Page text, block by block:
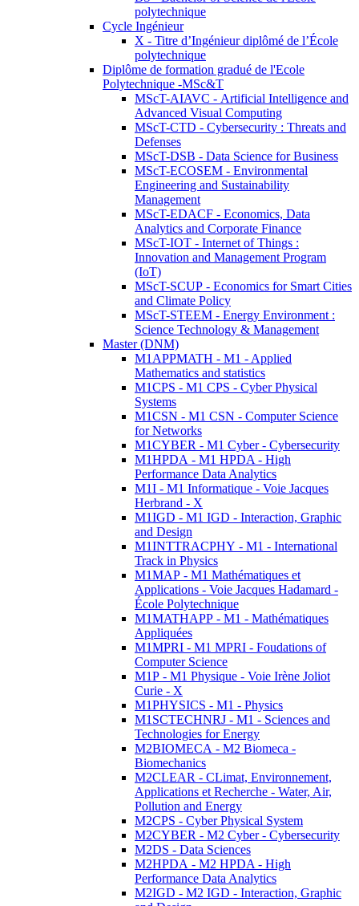
polytechnique
Cycle Ingénieur
X - Titre d’Ingénieur diplômé de l’École
polytechnique
Diplôme de formation gradué de l'Ecole
Polytechnique -MSc&T
MScT-AIAVC - Artificial Intelligence and
Advanced Visual Computing
MScT-CTD - Cybersecurity : Threats and
Defenses
MScT-DSB - Data Science for Business
MScT-ECOSEM - Environmental
Engineering and Sustainability
Management
MScT-EDACF - Economics, Data
Analytics and Corporate Finance
MScT-IOT - Internet of Things :
Innovation and Management Program
(IoT)
MScT-SCUP - Economics for Smart Cities
and Climate Policy
MScT-STEEM - Energy Environment :
Science Technology & Management
Master (DNM)
M1APPMATH - M1 - Applied
Mathematics and statistics
M1CPS - M1 CPS - Cyber Physical
Systems
M1CSN - M1 CSN - Computer Science
for Networks
M1CYBER - M1 Cyber - Cybersecurity
M1HPDA - M1 HPDA - High
Performance Data Analytics
M1I - M1 Informatique - Voie Jacques
Herbrand - X
M1IGD - M1 IGD - Interaction, Graphic
and Design
M1INTTRACPHY - M1 - International
Track in Physics
M1MAP - M1 Mathématiques et
Applications - Voie Jacques Hadamard -
École Polytechnique
M1MATHAPP - M1 - Mathématiques
Appliquées
M1MPRI - M1 MPRI - Foudations of
Computer Science
M1P - M1 Physique - Voie Irène Joliot
Curie - X
M1PHYSICS - M1 - Physics
M1SCTECHNRJ - M1 - Sciences and
Technologies for Energy
M2BIOMECA - M2 Biomeca -
Biomechanics
M2CLEAR - CLimat, Environnement,
Applications et Recherche - Water, Air,
Pollution and Energy
M2CPS - Cyber Physical System
M2CYBER - M2 Cyber - Cybersecurity
M2DS - Data Sciences
M2HPDA - M2 HPDA - High
Performance Data Analytics
M2IGD - M2 IGD - Interaction, Graphic